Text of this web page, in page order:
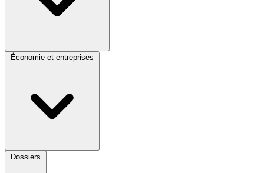
Économie et entreprises
Dossiers